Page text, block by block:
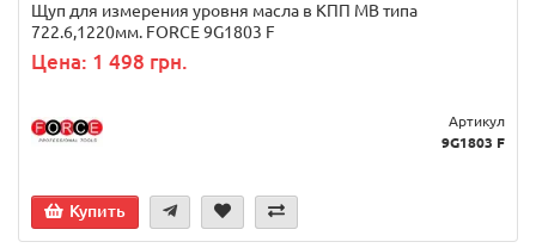
Щуп для измерения уровня масла в КПП MB типа
722.6,1220мм. FORCE 9G1803 F
Цена: 1 498 грн.
Артикул
9G1803 F
Купить